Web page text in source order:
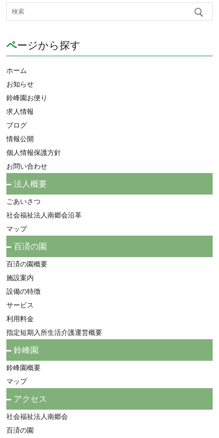
ページから探す
ホーム
お知らせ
鈴峰園お便り
求人情報
ブログ
情報公開
個人情報保護方針
お問い合わせ
法人概要
ごあいさつ
社会福祉法人南郷会沿革
マップ
百済の園
百済の園概要
施設案内
設備の特徴
サービス
利用料金
指定短期入所生活介護運営概要
鈴峰園
鈴峰園概要
マップ
アクセス
社会福祉法人南郷会
百済の園